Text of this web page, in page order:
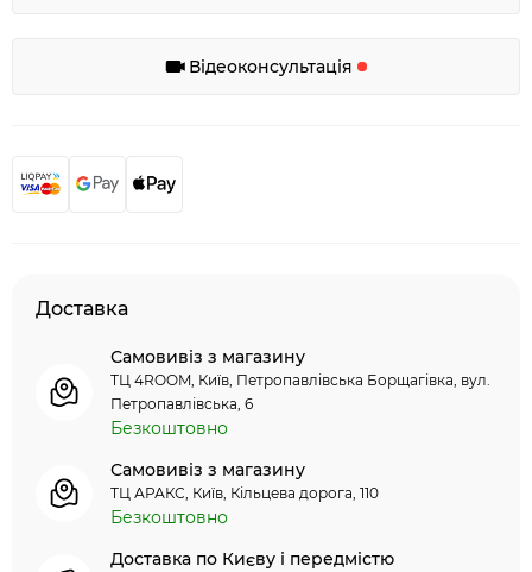
Відеоконсультація
Доставка
Самовивіз з магазину
ТЦ 4ROOM, Київ, Петропавлівська Борщагівка, вул.
Петропавлівська, 6
Безкоштовно
Самовивіз з магазину
ТЦ АРАКС, Київ, Кільцева дорога, 110
Безкоштовно
Доставка по Києву і передмістю